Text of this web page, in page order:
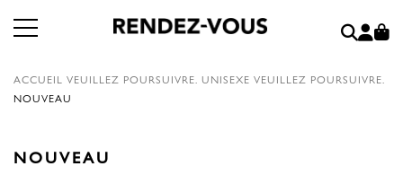
ACCUEIL VEUILLEZ POURSUIVRE. UNISEXE VEUILLEZ POURSUIVRE.
NOUVEAU
NOUVEAU